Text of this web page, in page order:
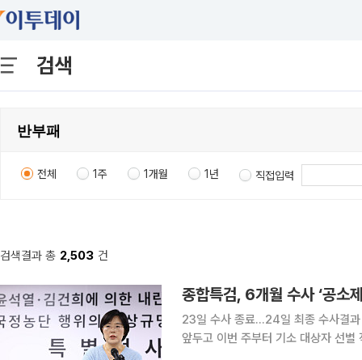
검색
전체 1주 1개월 1년 직접입력
검색결과 총 2,503 건
종합특검, 6개월 수사 ‘공소
23일 수사 종료…24일 최종 수사결과 발표 권창영 2차 종합특별검사팀이 23일 수
앞두고 이번 주부터 기소 대상자 선